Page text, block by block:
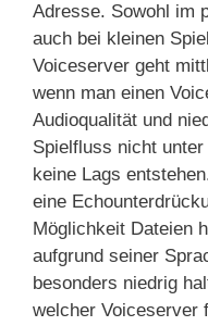
Adresse. Sowohl im
auch bei kleinen
Voiceserver geht
wenn man einen
Audioqualität und
Spielfluss nicht unter
keine Lags
eine
Möglichkeit Dateien
aufgrund seiner
besonders niedrig
welcher Voiceserver